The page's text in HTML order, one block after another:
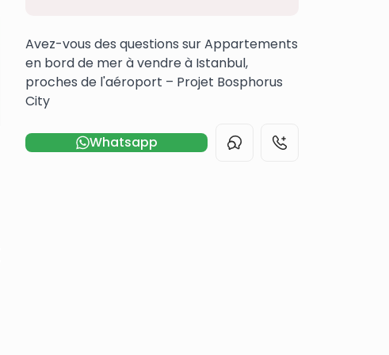
Avez-vous des questions sur Appartements
en bord de mer à vendre à Istanbul,
proches de l'aéroport – Projet Bosphorus
City
Whatsapp